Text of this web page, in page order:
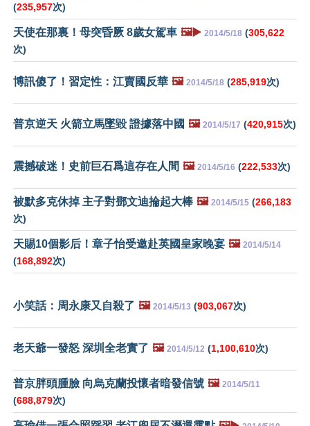
(235,957次)
天使在那裏！母突昏厥 8歲女駕車 🖼️▶️ 2014/5/18 (305,622
次)
博訊傻了！習定性：江賣國反華 🖼️ 2014/5/18 (285,919次)
普京逆天 火箭立馬墜毀 證據落中國 🖼️ 2014/5/17 (420,915次)
震撼破迷！史前巨石爲這存在人間 🖼️ 2014/5/16 (222,533次)
被默多克休掉 主子對鄧文迪掄起大棒 🖼️ 2014/5/15 (266,183
次)
天賜10個影后！章子怡受邀赴英國皇家晚宴 🖼️ 2014/5/14
(168,892次)
小笑話：周永康又自殺了 🖼️ 2014/5/13 (903,067次)
老天爺一發怒 深圳全老實了 🖼️ 2014/5/12 (1,100,610次)
普京胖頭腫臉 向烏克蘭投懷者暗發信號 🖼️ 2014/5/11
(688,879次)